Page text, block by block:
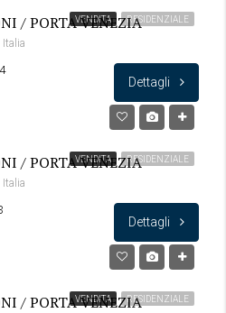
VENDITA RESIDENZIALE
/ PORTA VENEZIA
Dettagli
VENDITA RESIDENZIALE
/ PORTA VENEZIA
Dettagli
VENDITA RESIDENZIALE
/ PORTA VENEZIA